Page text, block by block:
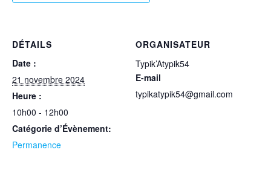
DÉTAILS
Date :
21 novembre 2024
Heure :
10h00 - 12h00
Catégorie d’Évènement:
Permanence
ORGANISATEUR
Typik’Atypik54
E-mail
typikatypik54@gmail.com